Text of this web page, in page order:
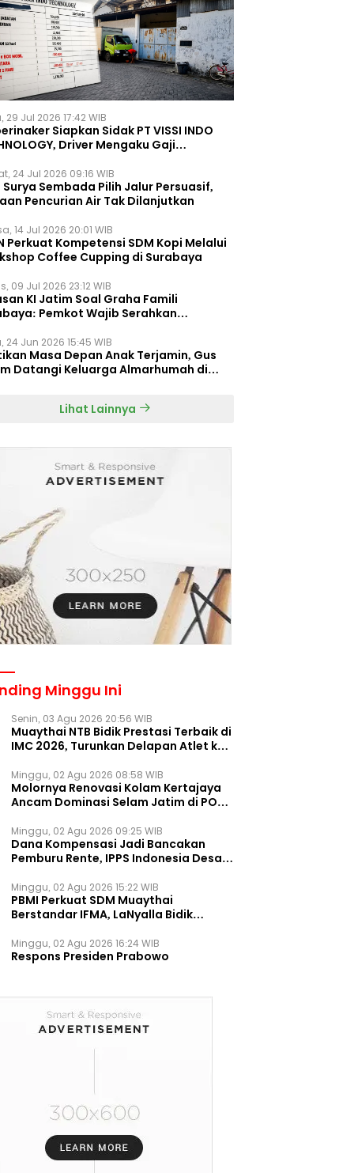
29 Jul 2026 17:42 WIB
Siapkan Sidak PT VISSI INDO
Driver Mengaku Gaji
24 Jul 2026 09:16 WIB
Surya Sembada Pilih Jalur Persuasif,
Pencurian Air Tak Dilanjutkan
14 Jul 2026 20:01 WIB
Perkuat Kompetensi SDM Kopi Melalui
Coffee Cupping di Surabaya
09 Jul 2026 23:12 WIB
KI Jatim Soal Graha Famili
Pemkot Wajib Serahkan
24 Jun 2026 15:45 WIB
Masa Depan Anak Terjamin, Gus
Datangi Keluarga Almarhumah di
Lihat Lainnya
Minggu Ini
Senin, 03 Agu 2026 20:56 WIB
Muaythai NTB Bidik Prestasi Terbaik di
IMC 2026, Turunkan Delapan Atlet ke
Minggu, 02 Agu 2026 08:58 WIB
Molornya Renovasi Kolam Kertajaya
Ancam Dominasi Selam Jatim di PON
Minggu, 02 Agu 2026 09:25 WIB
Dana Kompensasi Jadi Bancakan
Pemburu Rente, IPPS Indonesia Desak
Permanen
Minggu, 02 Agu 2026 15:22 WIB
PBMI Perkuat SDM Muaythai
Berstandar IFMA, LaNyalla Bidik
Minggu, 02 Agu 2026 16:24 WIB
Respons Presiden Prabowo